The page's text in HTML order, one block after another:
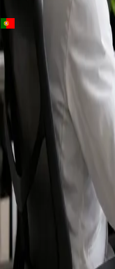
Portugal ·
Specialist
consultation
Connect with
nutrition and more.
Book specialist
Cuidados
experientes
Registados
exercer em